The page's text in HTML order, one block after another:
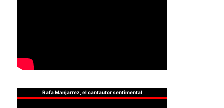
Rafa Manjarrez, el cantautor sentimental